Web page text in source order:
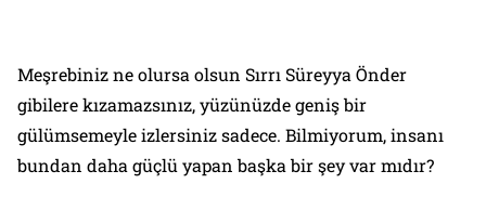
Meşrebiniz ne olursa olsun Sırrı Süreyya Önder
gibilere kızamazsınız, yüzünüzde geniş bir
gülümsemeyle izlersiniz sadece. Bilmiyorum, insanı
bundan daha güçlü yapan başka bir şey var mıdır?